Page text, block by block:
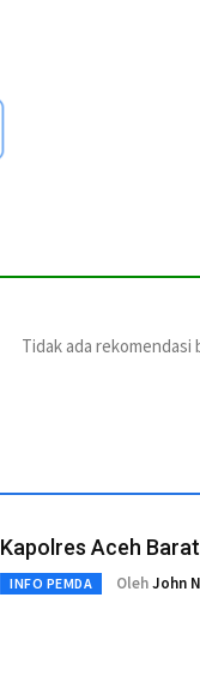
Tidak ada rekomendasi
Kapolres Aceh
INFO PEMDA OlehJohn